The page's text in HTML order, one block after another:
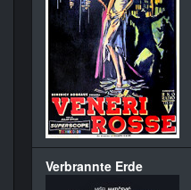
Verbrannte Erde